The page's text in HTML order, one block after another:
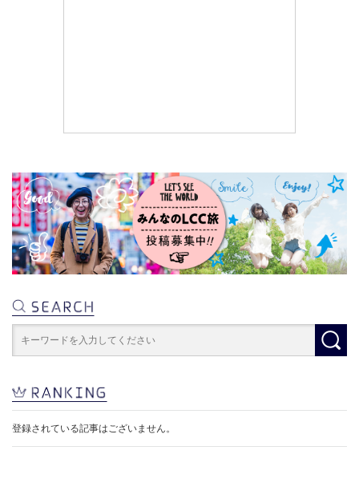
登録されている記事はございません。